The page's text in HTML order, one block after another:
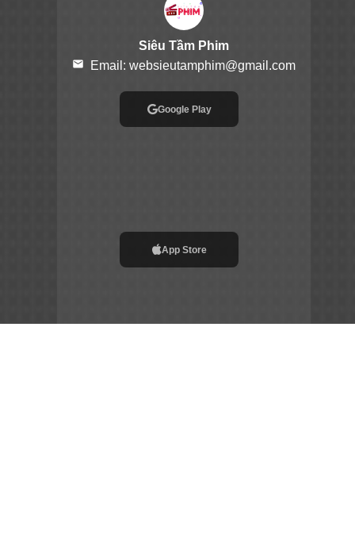
Siêu Tầm Phim
email Email: websieutamphim@gmail.com
Google Play
App Store